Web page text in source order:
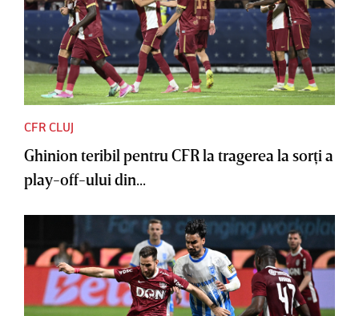
CFR CLUJ
Ghinion teribil pentru CFR la tragerea la sorţi a
play-off-ului din...